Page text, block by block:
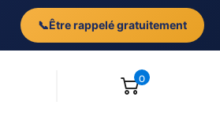
📞Être rappelé gratuitement
0